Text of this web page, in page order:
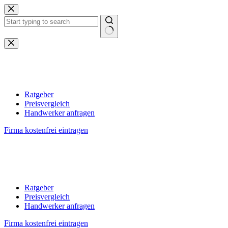
Zum
Inhalt
springen
Keine
Ergebnisse
Ratgeber
Preisvergleich
Handwerker anfragen
Firma kostenfrei eintragen
Ratgeber
Preisvergleich
Handwerker anfragen
Firma kostenfrei eintragen